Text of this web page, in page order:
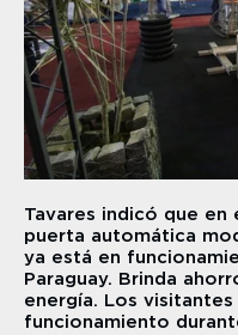
Tavares indicó que en
puerta automática
ya está en
Paraguay. Brinda
energía. Los
funcionamiento